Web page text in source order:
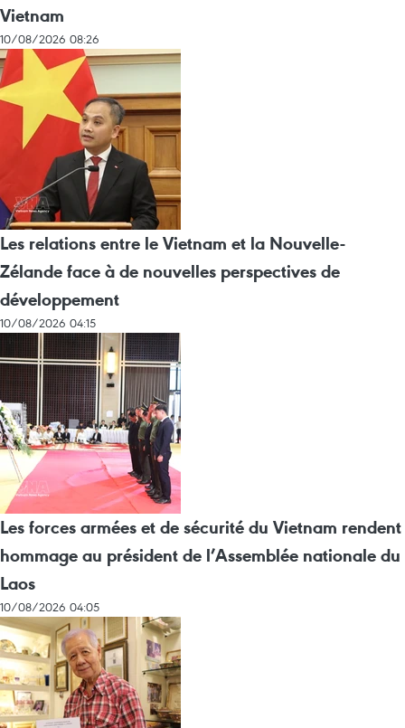
Vietnam
10/08/2026 08:26
Les relations entre le Vietnam et la Nouvelle-
Zélande face à de nouvelles perspectives de
développement
10/08/2026 04:15
Les forces armées et de sécurité du Vietnam rendent
hommage au président de l’Assemblée nationale du
Laos
10/08/2026 04:05